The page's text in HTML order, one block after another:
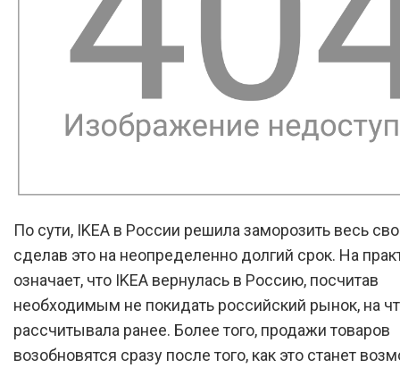
По сути, IKEA в России решила заморозить весь
сделав это на неопределенно долгий срок. На
означает, что IKEA вернулась в Россию, посчитав
необходимым не покидать российский рынок, на
рассчитывала ранее. Более того, продажи товаров
возобновятся сразу после того, как это станет